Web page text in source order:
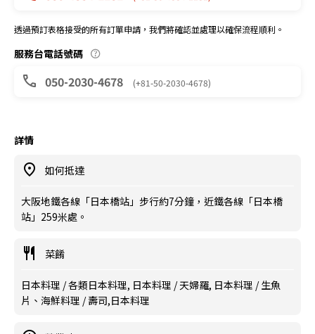
透過預訂表格接受的所有訂單申請，我們將確認並處理以確保流程順利。
服務台電話號碼
050-2030-4678 (+81-50-2030-4678)
詳情
如何抵達
大阪地鐵各線「日本橋站」步行約7分鐘，近鐵各線「日本橋
站」259米處。
菜餚
日本料理 / 各類日本料理, 日本料理 / 天婦羅, 日本料理 / 生魚
片、海鮮料理 / 壽司,日本料理